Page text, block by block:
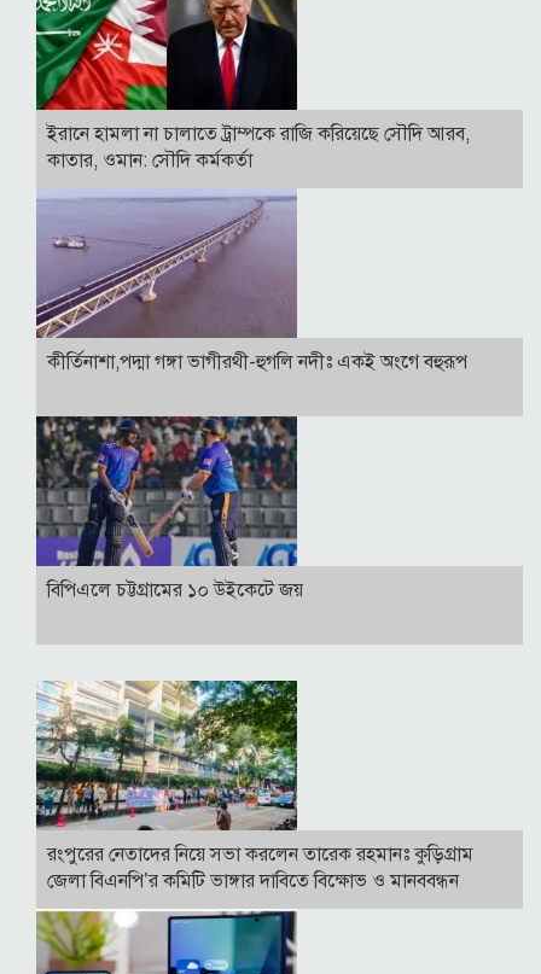
ইরানে হামলা না চালাতে ট্রাম্পকে রাজি করিয়েছে সৌদি আরব,
কাতার, ওমান: সৌদি কর্মকর্তা
কীর্তিনাশা,পদ্মা গঙ্গা ভাগীরথী-হুগলি নদীঃ একই অংগে বহুরূপ
বিপিএলে চট্টগ্রামের ১০ উইকেটে জয়
রংপুরের নেতাদের নিয়ে সভা করলেন তারেক রহমানঃ কুড়িগ্রাম
জেলা বিএনপি’র কমিটি ভাঙ্গার দাবিতে বিক্ষোভ ও মানববন্ধন